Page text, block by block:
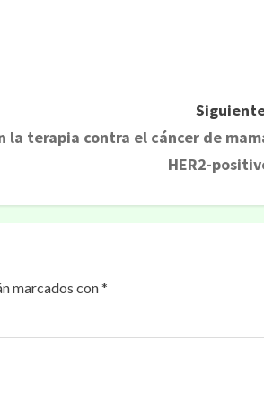
la terapia contra el cáncer de
HER2-
marcados con*